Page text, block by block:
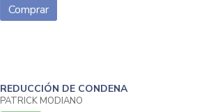
Comprar
REDUCCIÓN DE CONDENA
PATRICK MODIANO